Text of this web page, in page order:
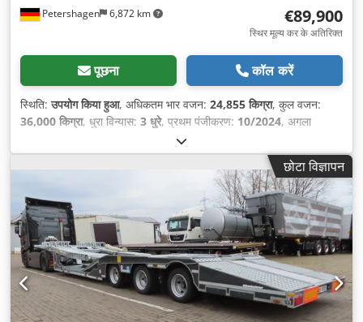
Petershagen 6,872 km €89,900
स्थिर मूल्य कर के अतिरिक्त
पूछना कॉल करें
स्थिति:उपयोग किया हुआ, अधिकतम भार वजन: 24,855 किग्रा, कुल वजन:
36,000 किग्रा, धुरा विन्यास: 3 धुरे, प्रथम पंजीकरण: 10/2024, अगला
, कुल चौड़ाई:
मिमी, उपकरण:एबीएस,
छोटा विज्ञापन